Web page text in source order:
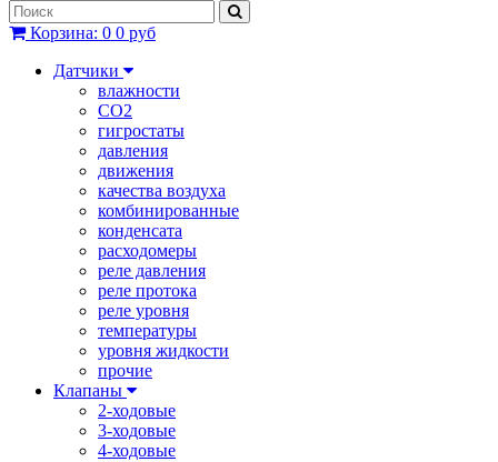
Корзина: 0 0 руб
Датчики
влажности
CO2
гигростаты
давления
движения
качества воздуха
комбинированные
конденсата
расходомеры
реле давления
реле протока
реле уровня
температуры
уровня жидкости
прочие
Клапаны
2-ходовые
3-ходовые
4-ходовые